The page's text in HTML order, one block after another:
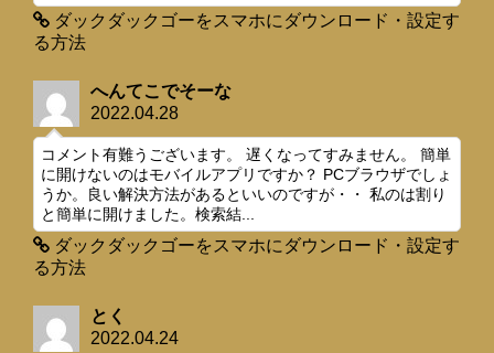
ダックダックゴーをスマホにダウンロード・設定す
る方法
へんてこでそーな
2022.04.28
コメント有難うございます。 遅くなってすみません。 簡単
に開けないのはモバイルアプリですか？ PCブラウザでしょ
うか。良い解決方法があるといいのですが・・ 私のは割り
と簡単に開けました。検索結...
ダックダックゴーをスマホにダウンロード・設定す
る方法
とく
2022.04.24